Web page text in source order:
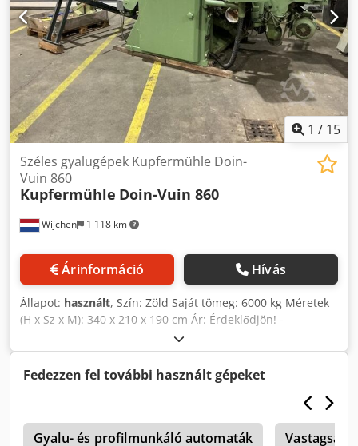
1 / 15
Wijchen 1 118 km
Széles gyalugépek Kupfermühle Doin-
Vuin 860
Kupfermühle Doin-Vuin 860
Árinformáció Hívás
Állapot: használt, Szín: Zöld Saját tömeg: 6000 kg Méretek
(H x Sz x M): 340 x 210 x 190 cm Ár: Érdeklődjön! -
Dokumentáció elérhető: Nem - CE-tanúsítvány van: Nem -
Max. munkaszélesség: 860 - Max. munkamagasság: 200 -
Kés típusa: Standard Crodpfx Ahexbf Ias Tof - Hengerek
száma a magasságállításnál: 2 - Magasságállítás módja:
Kézi - Előtolási sebesség: Kézi - Min. előtolási sebesség
[m/perc]: 7 - Max. előtolási sebesség [m/perc]: 23 -
Előtolási sebesség szabályozása: Fokozatmentes -
Fedezzen fel további használt gépeket
Gyalu- és profilmunkáló automaták Vastagsági